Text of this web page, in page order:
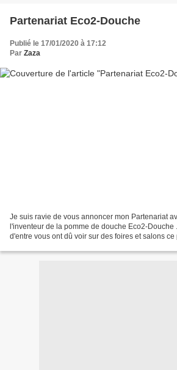
Partenariat Eco2-Douche
Publié le 17/01/2020 à 17:12
Par Zaza
Je suis ravie de vous annoncer mon Partenariat
l'inventeur de la pomme de douche Eco2-Douche
d'entre vous ont dû voir sur des foires et salons